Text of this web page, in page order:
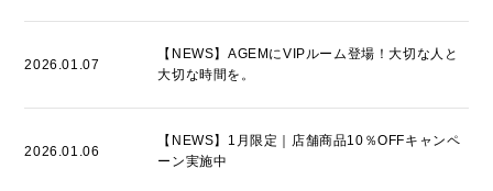
2026.01.07
【NEWS】AGEMにVIPルーム登場！大切な人と
大切な時間を。
2026.01.06
【NEWS】1月限定｜店舗商品10％OFFキャンペ
ーン実施中